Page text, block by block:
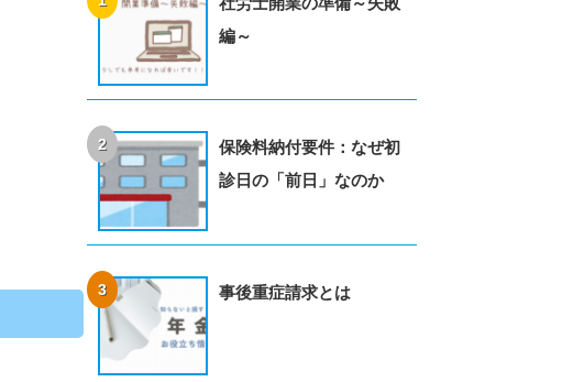
編～
保険料納付要件：なぜ初
診日の「前日」なのか
事後重症請求とは